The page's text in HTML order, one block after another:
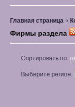
Главная страница
Фирмы раздела
Сортировать по:
Выберите регион: